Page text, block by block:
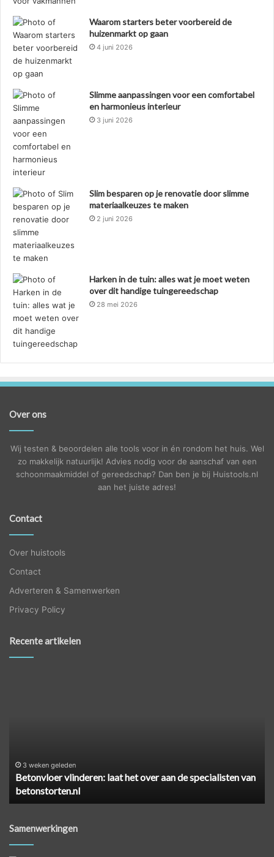
Waarom starters beter voorbereid de
huizenmarkt op gaan
4 juni 2026
Slimme aanpassingen voor een comfortabel
en harmonieus interieur
3 juni 2026
Slim besparen op je renovatie door slimme
materiaalkeuzes te maken
2 juni 2026
Harken in de tuin: alles wat je moet weten
over dit handige tuingereedschap
28 mei 2026
Over ons
Wij testen & beoordelen alle tools voor in én rondom het huis. Wel
zo makkelijk natuurlijk! Advies nodig voor de aanschaf van een
schoonmaakmiddel of gereedschap? Dan ben je bij Huistools.nl
aan het juiste adres!
Contact
Over huistools
Contact
Adverteren & Samenwerken
Privacy Policy
Recente artikelen
specialisten
van
betonstorten.nl
3 weken geleden
Betonvloer vlinderen: laat het over aan de specialisten van
betonstorten.nl
Samenwerkingen